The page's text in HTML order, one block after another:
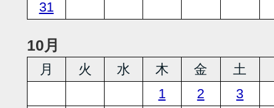
31
10月
月 火 水 木 金 土
1
2
3